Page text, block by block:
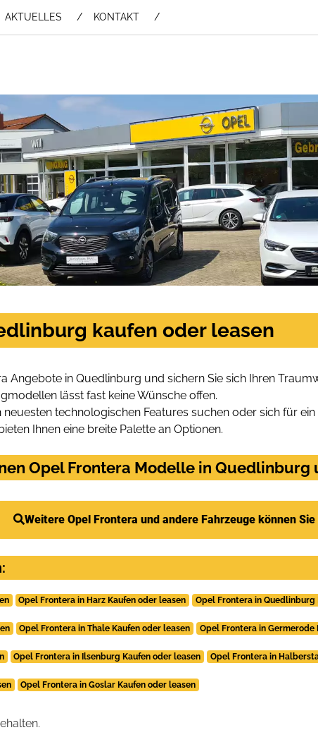
AKTUELLES KONTAKT
kaufen oder leasen
Angebote in Quedlinburg und sichern Sie sich Ihren
lässt fast keine Wünsche offen.
technologischen Features suchen oder sich für
Ihnen eine breite Palette an Optionen.
Opel Frontera Modelle in Quedlinburg
Weitere Opel Frontera und andere Fahrzeuge können
Opel Frontera in Harz Kaufen oder leasen Opel Frontera in Quedlinburg
Opel Frontera in Thale Kaufen oder leasen Opel Frontera in Germerode
Opel Frontera in Ilsenburg Kaufen oder leasen Opel Frontera in
Opel Frontera in Goslar Kaufen oder leasen